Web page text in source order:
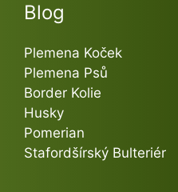
Blog
Plemena Koček
Plemena Psů
Border Kolie
Husky
Pomerian
Stafordšírský Bulteriér